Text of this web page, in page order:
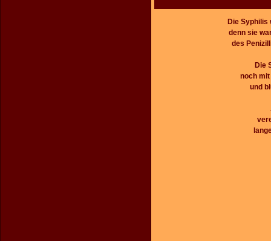
Die
denn sie
des
Die
noch
und